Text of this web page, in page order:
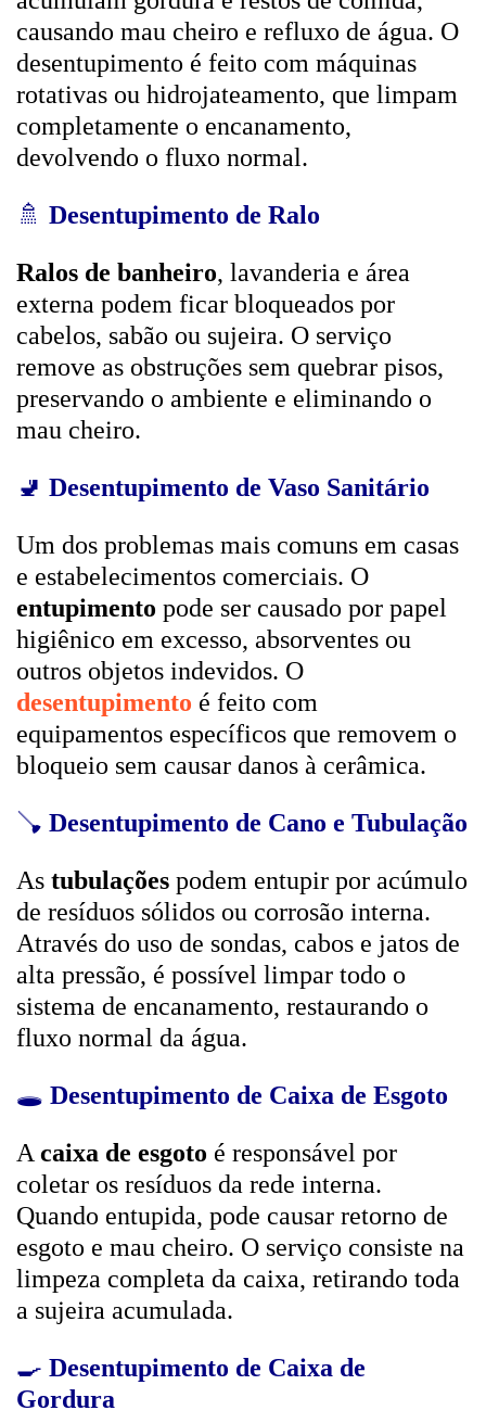
causando mau cheiro e refluxo de água. O
desentupimento é feito com máquinas
rotativas ou hidrojateamento, que limpam
completamente o encanamento,
devolvendo o fluxo normal.
🚿 Desentupimento de Ralo
Ralos de banheiro, lavanderia e área
externa podem ficar bloqueados por
cabelos, sabão ou sujeira. O serviço
remove as obstruções sem quebrar pisos,
preservando o ambiente e eliminando o
mau cheiro.
🚽 Desentupimento de Vaso Sanitário
Um dos problemas mais comuns em casas
e estabelecimentos comerciais. O
entupimento pode ser causado por papel
higiênico em excesso, absorventes ou
outros objetos indevidos. O
desentupimento é feito com
equipamentos específicos que removem o
bloqueio sem causar danos à cerâmica.
🪠 Desentupimento de Cano e Tubulação
As tubulações podem entupir por acúmulo
de resíduos sólidos ou corrosão interna.
Através do uso de sondas, cabos e jatos de
alta pressão, é possível limpar todo o
sistema de encanamento, restaurando o
fluxo normal da água.
🕳️ Desentupimento de Caixa de Esgoto
A caixa de esgoto é responsável por
coletar os resíduos da rede interna.
Quando entupida, pode causar retorno de
esgoto e mau cheiro. O serviço consiste na
limpeza completa da caixa, retirando toda
a sujeira acumulada.
🍳 Desentupimento de Caixa de
Gordura